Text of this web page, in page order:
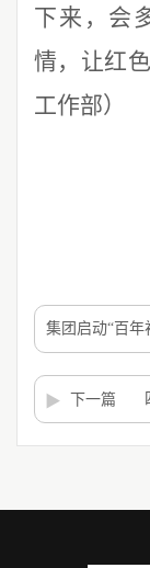
下来，会
情，让红
工作部）
下一篇